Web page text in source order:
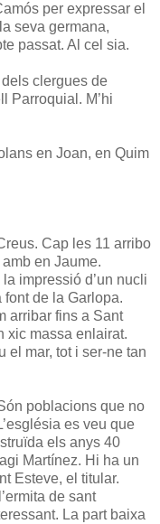
per expressar el
seva germana,
passat. Al cel sia.
clergues de
Parroquial. M’hi
en Joan, en Quim
Cap les 11 arribo
en Jaume.
impressió d’un nucli
de la Garlopa.
arribar fins a Sant
xic massa enlairat.
el mar, tot i ser-ne tan
poblacions que no
es veu que
els anys 40
Martínez. Hi ha un
Esteve, el titular.
de sant
La part baixa